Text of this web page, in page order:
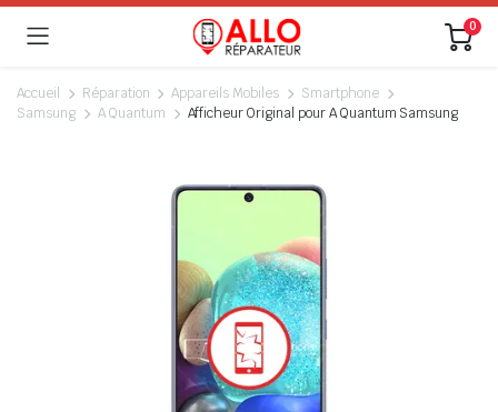
0
Accueil Réparation Appareils Mobiles
Smartphone
Samsung
A Quantum Afficheur Original pour A Quantum Samsung